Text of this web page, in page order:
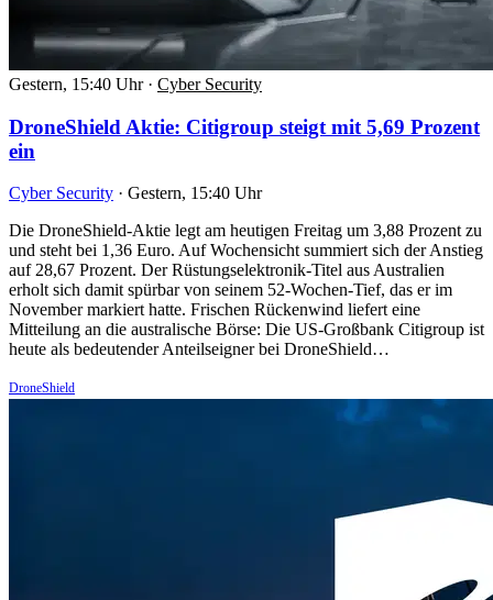
Gestern, 15:40 Uhr · Cyber Security
DroneShield Aktie: Citigroup steigt mit 5,69 Prozent
ein
Cyber Security · Gestern, 15:40 Uhr
Die DroneShield-Aktie legt am heutigen Freitag um 3,88 Prozent zu
und steht bei 1,36 Euro. Auf Wochensicht summiert sich der Anstieg
auf 28,67 Prozent. Der Rüstungselektronik-Titel aus Australien
erholt sich damit spürbar von seinem 52-Wochen-Tief, das er im
November markiert hatte. Frischen Rückenwind liefert eine
Mitteilung an die australische Börse: Die US-Großbank Citigroup ist
heute als bedeutender Anteilseigner bei DroneShield…
DroneShield